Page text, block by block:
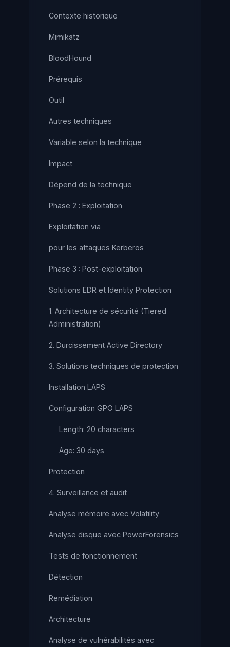
Contexte historique
Mimikatz
BloodHound
Prérequis
Outil
Autres techniques
Variable selon la technique
Impact
Dépend de la technique
Phase 2 : Exploitation
Exploitation via
pour les attaques Kerberos
Phase 3 : Post-exploitation
Solutions EDR et Identity Protection
1. Architecture de sécurité (Tiered
Administration)
2. Durcissement Active Directory
3. Solutions techniques de protection
Installation LAPS
Configuration GPO LAPS
Length: 20 characters
Age: 30 days
Protection
4. Surveillance et audit
Analyse mémoire avec Volatility
Analyse disque avec PowerForensics
Tests de fonctionnement
Détection
Remédiation
Architecture
Analyse de vulnérabilités avec